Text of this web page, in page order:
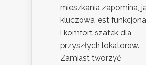
mieszkania zapomina,
kluczowa jest
i komfort szafek dla
przyszłych lokatorów.
Zamiast tworzyć